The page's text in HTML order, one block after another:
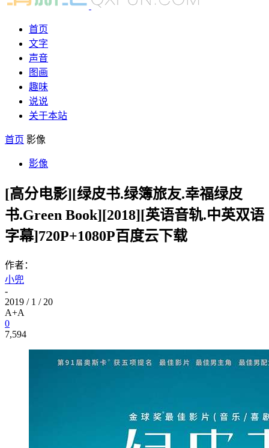
首页
文字
声音
图画
趣味
说说
关于本站
首页 影像
影像
[高分电影][绿皮书.绿簿旅友.幸福绿皮
书.Green Book][2018][英语音轨.中英双语
字幕]720P+1080P百度云下载
作者：
小兜
-
2019 / 1 / 20
A+A
0
7,594